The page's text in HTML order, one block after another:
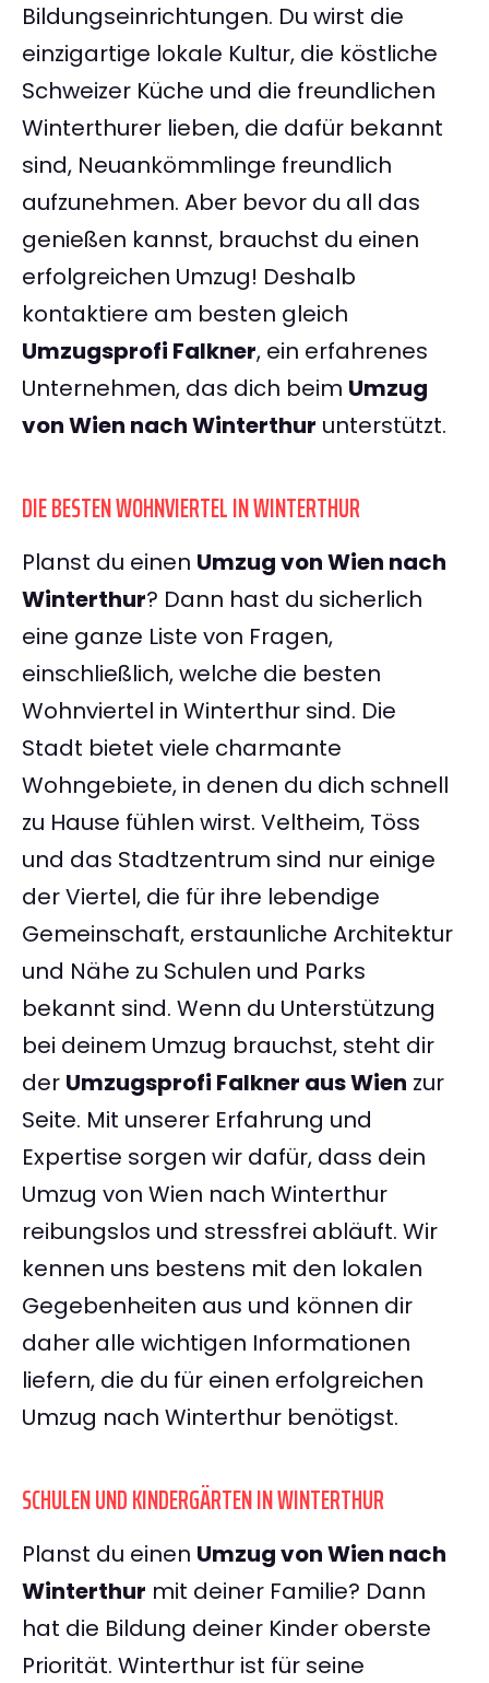
Bildungseinrichtungen. Du wirst die
einzigartige lokale Kultur, die köstliche
Schweizer Küche und die freundlichen
Winterthurer lieben, die dafür bekannt
sind, Neuankömmlinge freundlich
aufzunehmen. Aber bevor du all das
genießen kannst, brauchst du einen
erfolgreichen Umzug! Deshalb
kontaktiere am besten gleich
Umzugsprofi Falkner, ein erfahrenes
Unternehmen, das dich beim Umzug
von Wien nach Winterthur unterstützt.
DIE BESTEN WOHNVIERTEL IN WINTERTHUR
Planst du einen Umzug von Wien nach
Winterthur? Dann hast du sicherlich
eine ganze Liste von Fragen,
einschließlich, welche die besten
Wohnviertel in Winterthur sind. Die
Stadt bietet viele charmante
Wohngebiete, in denen du dich schnell
zu Hause fühlen wirst. Veltheim, Töss
und das Stadtzentrum sind nur einige
der Viertel, die für ihre lebendige
Gemeinschaft, erstaunliche Architektur
und Nähe zu Schulen und Parks
bekannt sind. Wenn du Unterstützung
bei deinem Umzug brauchst, steht dir
der Umzugsprofi Falkner aus Wien zur
Seite. Mit unserer Erfahrung und
Expertise sorgen wir dafür, dass dein
Umzug von Wien nach Winterthur
reibungslos und stressfrei abläuft. Wir
kennen uns bestens mit den lokalen
Gegebenheiten aus und können dir
daher alle wichtigen Informationen
liefern, die du für einen erfolgreichen
Umzug nach Winterthur benötigst.
SCHULEN UND KINDERGÄRTEN IN WINTERTHUR
Planst du einen Umzug von Wien nach
Winterthur mit deiner Familie? Dann
hat die Bildung deiner Kinder oberste
Priorität. Winterthur ist für seine